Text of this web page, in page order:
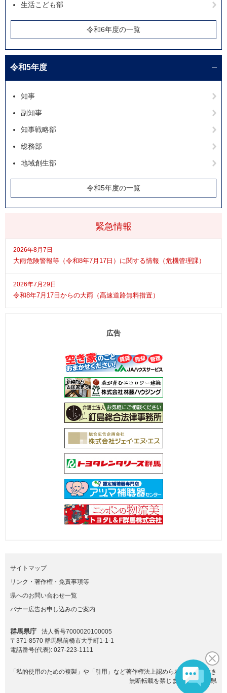
緊急情報
2026年8月7日
大雨危険警報等（令和8年7月17日）に関する情報（危機管理課）
2026年7月29日
令和8年7月17日からの大雨（高速道路無料措置）
生活こども部
令和6年度の一覧
令和5年度
知事
副知事
知事戦略部
総務部
地域創生部
令和5年度の一覧
広告
サイトマップ
リンク・著作権・免責事項等
県へのお問い合わせ一覧
バナー広告お申し込みのご案内
群馬県庁
法人番号7000020100005
〒371-8570 群馬県前橋市大手町1-1-1
電話番号(代表): 027-223-1111
「私的使用のための複製」や「引用」など著作権法上認められた場合を除き
無断転載を禁じます。(C)群馬県